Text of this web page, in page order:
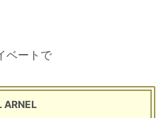
ベートで
ARNEL